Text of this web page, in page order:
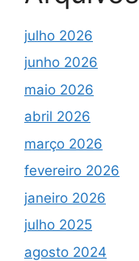
julho 2026
junho 2026
maio 2026
abril 2026
março 2026
fevereiro 2026
janeiro 2026
julho 2025
agosto 2024